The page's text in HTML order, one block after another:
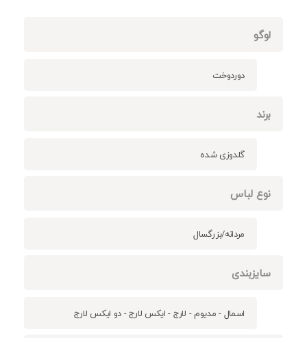
لوگو
دوردوخت
برند
گلدوزی شده
نوع لباس
مردانه/بزرگسال
سایزبندی
اسمال - مدیوم - لارج - ایکس لارج - دو ایکس لارج